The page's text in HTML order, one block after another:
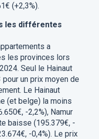
(+2,3%).
les différentes
a
les provinces lors
Seul le Hainaut
pour un prix moyen de
Le Hainaut
(et belge) la moins
-2,2%), Namur
baisse (195.379€, -
-0,4%). Le prix